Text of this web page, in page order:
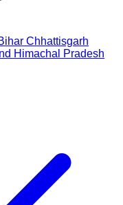
Chhattisgarh
Himachal Pradesh